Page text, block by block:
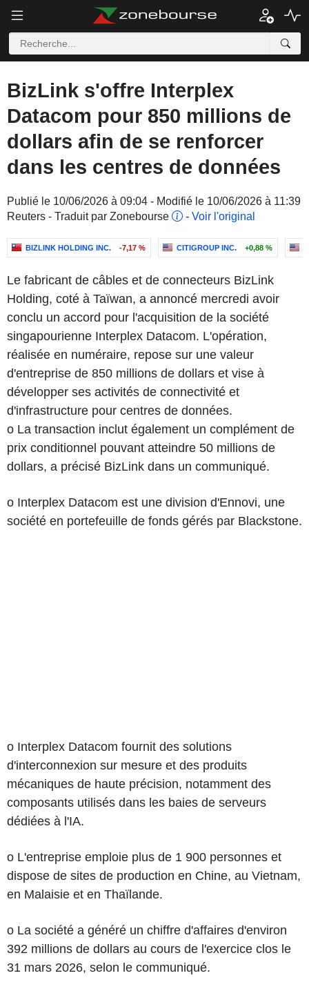
BizLink s'offre Interplex
Datacom pour 850 millions de
dollars afin de se renforcer
dans les centres de données
Publié le 10/06/2026 à 09:04 - Modifié le 10/06/2026 à 11:39
Reuters - Traduit par Zonebourse
- Voir l'original
BIZLINK HOLDING INC. -7,17 % CITIGROUP INC. +0,88 %
Le fabricant de câbles et de connecteurs BizLink
Holding, coté à Taïwan, a annoncé mercredi avoir
conclu un accord pour l'acquisition de la société
singapourienne Interplex Datacom. L'opération,
réalisée en numéraire, repose sur une valeur
d'entreprise de 850 millions de dollars et vise à
développer ses activités de connectivité et
d'infrastructure pour centres de données.
o La transaction inclut également un complément de
prix conditionnel pouvant atteindre 50 millions de
dollars, a précisé BizLink dans un communiqué.
o Interplex Datacom est une division d'Ennovi, une
société en portefeuille de fonds gérés par Blackstone.
o Interplex Datacom fournit des solutions
d'interconnexion sur mesure et des produits
mécaniques de haute précision, notamment des
composants utilisés dans les baies de serveurs
dédiées à l'IA.
o L'entreprise emploie plus de 1 900 personnes et
dispose de sites de production en Chine, au Vietnam,
en Malaisie et en Thaïlande.
o La société a généré un chiffre d'affaires d'environ
392 millions de dollars au cours de l'exercice clos le
31 mars 2026, selon le communiqué.